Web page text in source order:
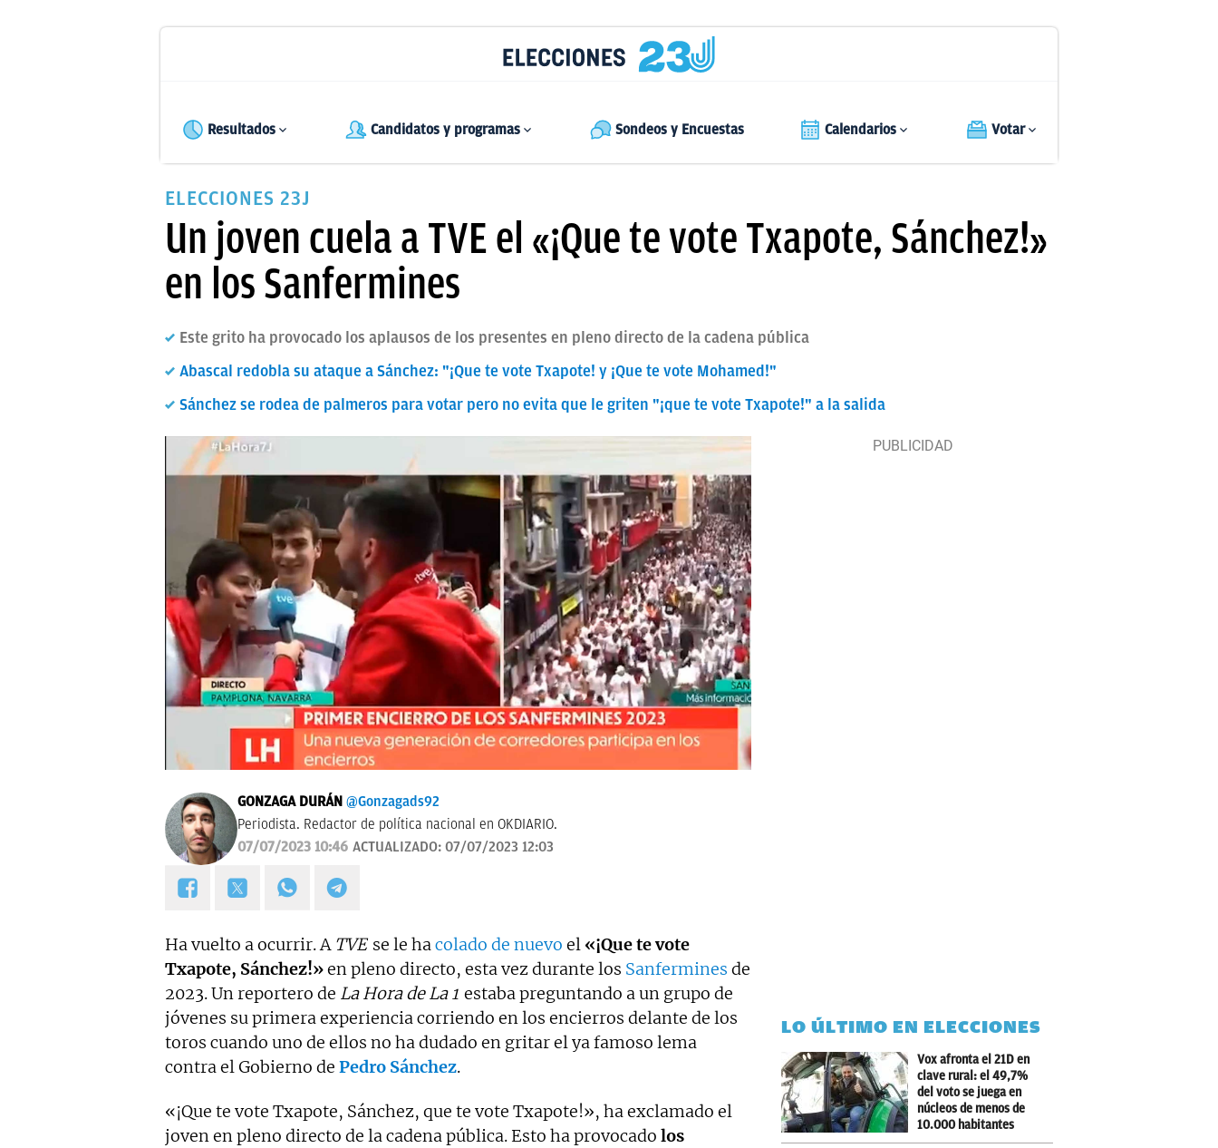
Resultados Candidatos y programas Sondeos y Encuestas Calendarios Votar
ELECCIONES 23J
Un joven cuela a TVE el «¡Que te vote Txapote, Sánchez!»
en los Sanfermines
Este grito ha provocado los aplausos de los presentes en pleno directo de la cadena pública
Abascal redobla su ataque a Sánchez: "¡Que te vote Txapote! y ¡Que te vote Mohamed!"
Sánchez se rodea de palmeros para votar pero no evita que le griten "¡que te vote Txapote!" a la salida
GONZAGA DURÁN @Gonzagads92
Periodista. Redactor de política nacional en OKDIARIO.
07/07/2023 10:46 ACTUALIZADO: 07/07/2023 12:03
Ha vuelto a ocurrir. A TVE se le ha colado de nuevo el «¡Que te vote
Txapote, Sánchez!»en pleno directo, esta vez durante los Sanfermines de
2023. Un reportero de La Hora de La 1 estaba preguntando a un grupo de
jóvenes su primera experiencia corriendo en los encierros delante de los
toros cuando uno de ellos no ha dudado en gritar el ya famoso lema
contra el Gobierno de Pedro Sánchez.
«¡Que te vote Txapote, Sánchez, que te vote Txapote!», ha exclamado el
joven en pleno directo de la cadena pública. Esto ha provocado los
LO ÚLTIMO EN ELECCIONES
Vox afronta el 21D en
clave rural: el 49,7%
del voto se juega en
núcleos de menos de
10.000 habitantes